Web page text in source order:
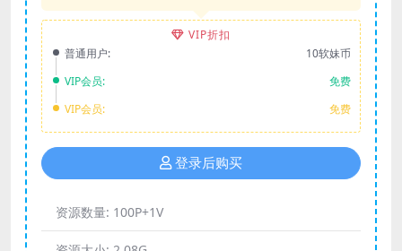
VIP折扣
普通用户:
10软妹币
VIP会员:
免费
VIP会员:
免费
登录后购买
资源数量: 100P+1V